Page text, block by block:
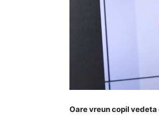
Oare vreun copil